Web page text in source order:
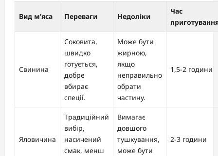
Вид м’яса Переваги Недоліки
Час
Свинина
Соковита,
швидко
готується,
добре
вбирає
спеції.
Може бути
жирною,
якщо
неправильно
обрати
частину.
1,5-2 години
Яловичина
Традиційний
вибір,
насичений
смак, менш
Вимагає
довшого
тушкування,
може бути
2-3 години